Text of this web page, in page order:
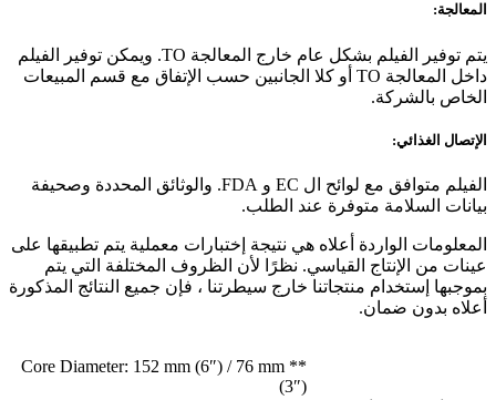
المعالجة:
يتم توفير الفيلم بشكل عام خارج المعالجة TO. ويمكن توفير الفيلم
داخل المعالجة TO أو كلا الجانبين حسب الإتفاق مع قسم المبيعات
الخاص بالشركة.
الإتصال الغذائي:
الفيلم متوافق مع لوائح ال EC و FDA. والوثائق المحددة وصحيفة
بيانات السلامة متوفرة عند الطلب.
المعلومات الواردة أعلاه هي نتيجة إختبارات معملية يتم تطبيقها على
عينات من الإنتاج القياسي. نظرًا لأن الظروف المختلفة التي يتم
بموجبها إستخدام منتجاتنا خارج سيطرتنا ، فإن جميع النتائج المذكورة
أعلاه بدون ضمان.
** Core Diameter: 152 mm (6″) / 76 mm
(3″)